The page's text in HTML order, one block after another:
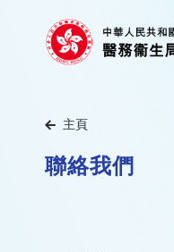
主頁
聯絡我們